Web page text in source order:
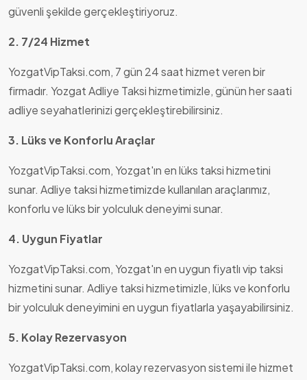
güvenli şekilde gerçekleştiriyoruz.
2. 7/24 Hizmet
YozgatVipTaksi.com, 7 gün 24 saat hizmet veren bir
firmadır. Yozgat Adliye Taksi hizmetimizle, günün her saati
adliye seyahatlerinizi gerçekleştirebilirsiniz.
3. Lüks ve Konforlu Araçlar
YozgatVipTaksi.com, Yozgat'ın en lüks taksi hizmetini
sunar. Adliye taksi hizmetimizde kullanılan araçlarımız,
konforlu ve lüks bir yolculuk deneyimi sunar.
4. Uygun Fiyatlar
YozgatVipTaksi.com, Yozgat'ın en uygun fiyatlı vip taksi
hizmetini sunar. Adliye taksi hizmetimizle, lüks ve konforlu
bir yolculuk deneyimini en uygun fiyatlarla yaşayabilirsiniz.
5. Kolay Rezervasyon
YozgatVipTaksi.com, kolay rezervasyon sistemi ile hizmet